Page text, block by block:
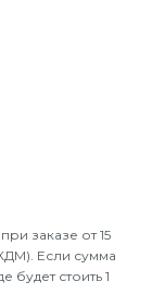
заказе от 15
Если сумма
будет стоить 1